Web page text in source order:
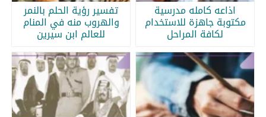
اذاعه كامله مدرسية
مكتوبة جاهزة للاستخدام
لكافة المراحل
تفسير رؤية الحلم بالنمر
والهروب منه في المنام
للعالم ابن سيرين